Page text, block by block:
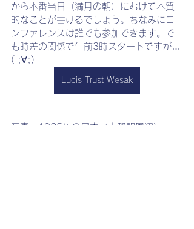
から本番当日（満月の朝）にむけて本質
的なことが書けるでしょう。ちなみにコ
ンファレンスは誰でも参加できます。で
も時差の関係で午前3時スタートですが…
( ;∀;)
Lucis Trust Wesak
写真：1925年の日本（上野駅周辺）